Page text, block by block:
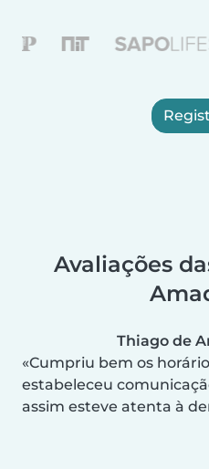
Avaliações
Thiago de
Cumpriu bem os
estabeleceu
assim esteve atenta à